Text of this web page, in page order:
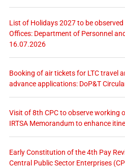
List of Holidays 2027 to be
Offices: Department of Personnel
16.07.2026
Booking of air tickets for LTC travel
advance applications: DoP&T
Visit of 8th CPC to observe working
IRTSA Memorandum to enhance
Early Constitution of the 4th Pay
Central Public Sector Enterprises